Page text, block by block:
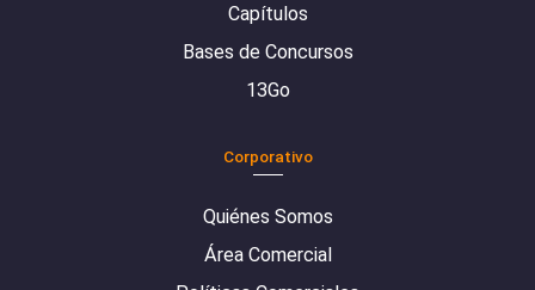
Capítulos
Bases de Concursos
13Go
Corporativo
Quiénes Somos
Área Comercial